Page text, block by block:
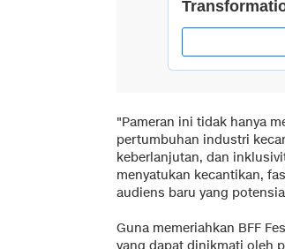
"Pameran ini tidak hanya
pertumbuhan industri
keberlanjutan, dan
menyatukan kecantikan,
audiens baru yang
Guna memeriahkan BFF
yang dapat dinikmati oleh